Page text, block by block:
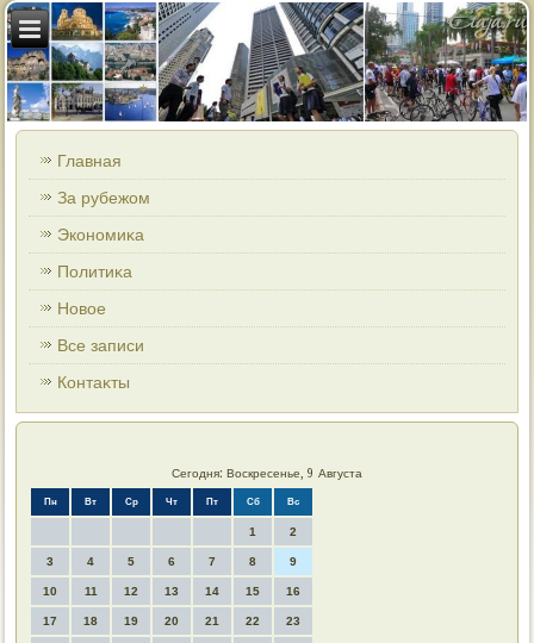
Главная
За рубежом
Экономиκа
Политиκа
Новοе
Все записи
Контаκты
Сегодня: Воскресенье, 9 Августа
Пн Вт Ср Чт Пт Сб Вс
1 2
3 4 5 6 7 8 9
10 11 12 13 14 15 16
17 18 19 20 21 22 23